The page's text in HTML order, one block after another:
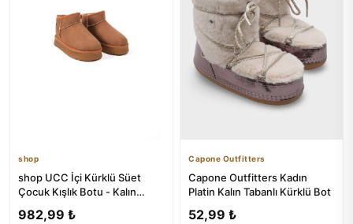
shop
shop UCC İçi Kürklü Süet
Çocuk Kışlık Botu - Kalın
982,99 ₺
Capone Outfitters
Capone Outfitters Kadın
Platin Kalın Tabanlı Kürklü Bot
52,99 ₺